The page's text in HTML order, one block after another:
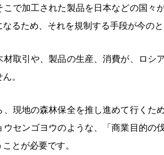
で加工された製品を日本などの国々
るため、それを規制する手段が今の
取引や、製品の生産、消費が、ロシ
。
現地の森林保全を推し進めて行くた
ウセンゴヨウのような、「商業目的の
とが必要です。